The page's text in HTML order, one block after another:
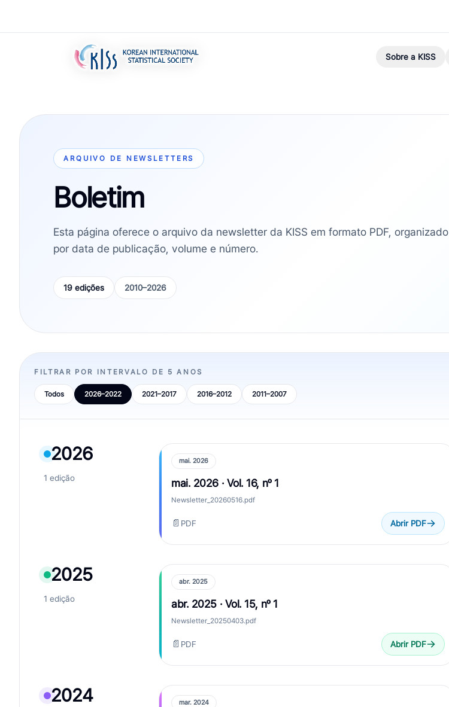
Sobre a KISS
ARQUIVO DE NEWSLETTERS
Boletim
Esta página oferece o arquivo da newsletter da KISS em formato PDF, organizado
por data de publicação, volume e número.
19 edições 2010–2026
FILTRAR POR INTERVALO DE 5 ANOS
Todos 2026–2022 2021–2017 2016–2012 2011–2007
2026
1 edição
mai. 2026
mai. 2026 · Vol. 16, nº 1
Newsletter_20260516.pdf
📄 PDF Abrir PDF
2025
1 edição
abr. 2025
abr. 2025 · Vol. 15, nº 1
Newsletter_20250403.pdf
📄 PDF Abrir PDF
2024 mar. 2024